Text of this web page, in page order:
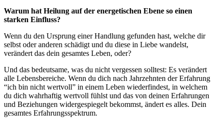
Warum hat Heilung auf der energetischen Ebene so einen
starken Einfluss?
Wenn du den Ursprung einer Handlung gefunden hast, welche dir
selbst oder anderen schädigt und du diese in Liebe wandelst,
verändert das dein gesamtes Leben, oder?
Und das bedeutsame, was du nicht vergessen solltest: Es verändert
alle Lebensbereiche. Wenn du dich nach Jahrzehnten der Erfahrung
“ich bin nicht wertvoll” in einem Leben wiederfindest, in welchem
du dich wahrhaftig wertvoll fühlst und das von deinen Erfahrungen
und Beziehungen widergespiegelt bekommst, ändert es alles. Dein
gesamtes Erfahrungsspektrum.